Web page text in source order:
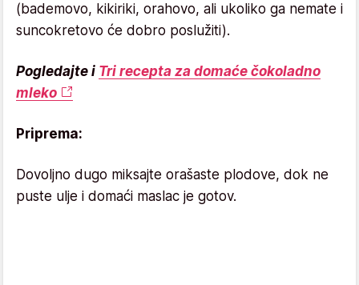
(bademovo, kikiriki, orahovo, ali ukoliko ga nemate i
suncokretovo će dobro poslužiti).
Pogledajte i Tri recepta za domaće čokoladno
mleko
Priprema:
Dovoljno dugo miksajte orašaste plodove, dok ne
puste ulje i domaći maslac je gotov.